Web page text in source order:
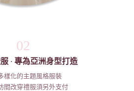
02
· 專為亞洲身型打造
樣化的主題風格服裝
間改穿禮服須另外支付